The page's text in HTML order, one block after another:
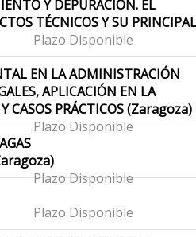
Y DEPURACION. EL
TÉCNICOS Y SU PRINCIPAL
Plazo Disponible
EN LA ADMINISTRACIÓN
APLICACIÓN EN LA
CASOS PRÁCTICOS (Zaragoza)
Plazo Disponible
Plazo Disponible
Plazo Disponible